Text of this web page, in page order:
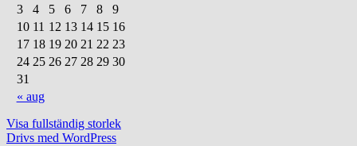
« aug
3
4 5 6 7 8
9
10 11 12 13 14 15 16
17 18 19 20 21 22 23
24 25 26 27 28 29 30
31
Visa fullständig storlek
Drivs med WordPress